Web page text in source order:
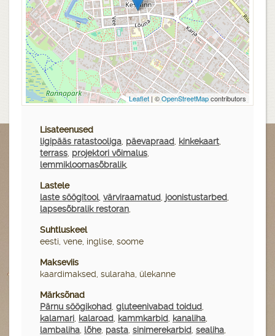
Leaflet | ©OpenStreetMapcontributors
Lisateenused
ligipääs ratastooliga, päevapraad, kinkekaart,
terrass, projektori võimalus,
lemmikloomasõbralik,
Lastele
laste söögitool, värviraamatud, joonistustarbed,
lapsesõbralik restoran,
Suhtluskeel
eesti, vene, inglise, soome
Makseviis
kaardimaksed, sularaha, ülekanne
Märksõnad
Pärnu söögikohad, gluteenivabad toidud,
kalamari, kalaroad, kammkarbid, kanaliha,
lambaliha, lõhe, pasta, sinimerekarbid, sealiha,